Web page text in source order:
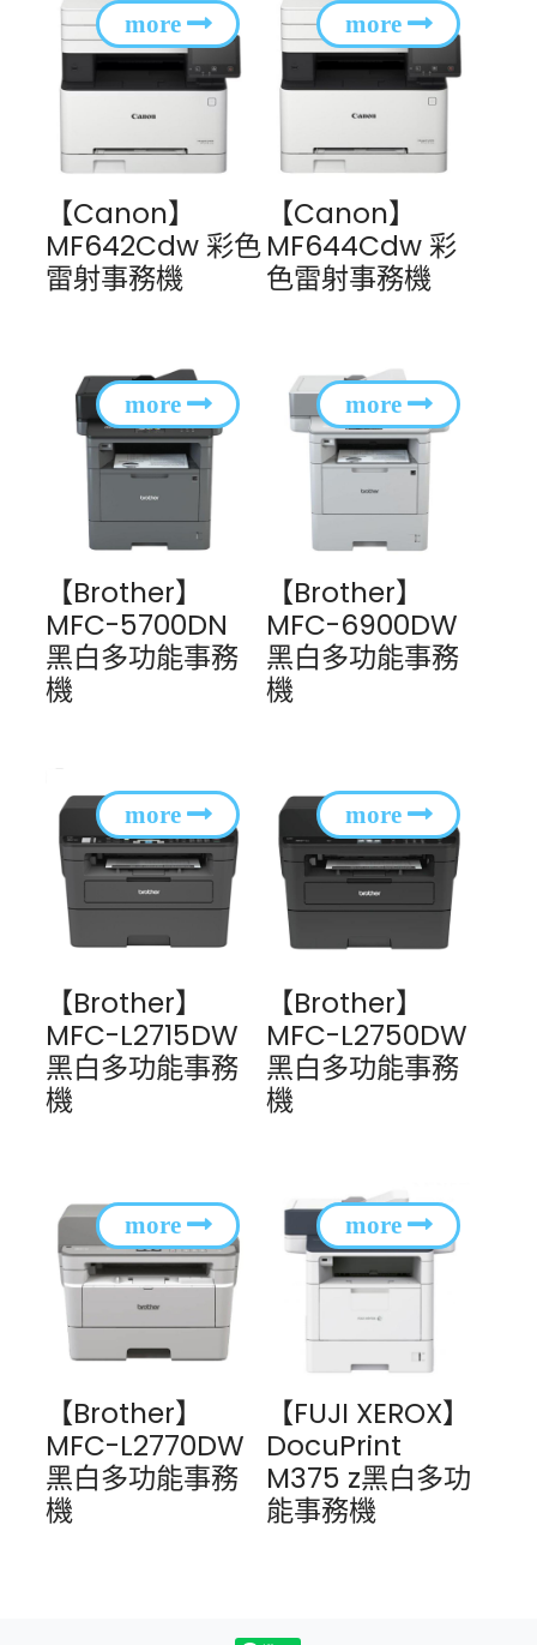
【Canon】
MF642Cdw 彩色
雷射事務機
【Canon】
MF644Cdw 彩
色雷射事務機
【Brother】
MFC-5700DN
黑白多功能事務
機
【Brother】
MFC-6900DW
黑白多功能事務
機
【Brother】
MFC-L2715DW
黑白多功能事務
機
【Brother】
MFC-L2750DW
黑白多功能事務
機
【Brother】
MFC-L2770DW
黑白多功能事務
機
【FUJI XEROX】
DocuPrint
M375 z黑白多功
能事務機